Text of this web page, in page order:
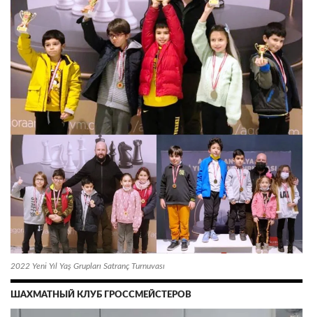
2022 Yeni Yıl Yaş Grupları Satranç Turnuvası
ШАХМАТНЫЙ КЛУБ ГРОССМЕЙСТЕРОВ